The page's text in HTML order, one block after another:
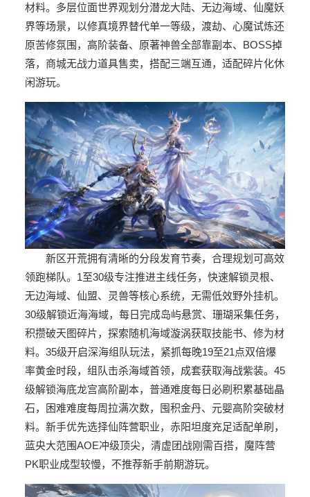
材料。多层位面世界观划分潜龙大陆、无边海域、仙魔妖
界等场景，以修真境界替代单一等级，渡劫、心魔试炼还
原苦修氛围，高阶装备、原著神兽全部靠副本、BOSS掉
落，商城无战力道具售卖，搭配三端互通，适配碎片化休
闲游玩。
新区开荒拥有清晰的分段发育节奏，合理规划可高效
领跑梯队。1至30级专注推进主线任务，快速解锁灵根、
无边海域、仙盟、灵兽等核心系统，无需低效野外挂机。
30级解锁近海海域，每日完成岛屿悬赏、珊瑚采集任务，
积攒破天图碎片，探索随机海域漩涡获取技能书、修为材
料。35级开启深海组队玩法，紧抓每晚19至21点双倍爆
率黄金时段，组队击杀海域首领，成套获取海战紫装。45
级解锁海底龙宫高阶副本，普通难度每日必刷积累基础晶
石，困难难度每周拉满次数，囤积金丹、元婴高阶突破材
料。新手优先选择仙阵营职业，赤阳坦度充足适配单刷，
蓝央大范围AOE冲级顶尖，清虚团战刚需百搭，魔阵营
PK职业成型较慢，不推荐新手前期游玩。